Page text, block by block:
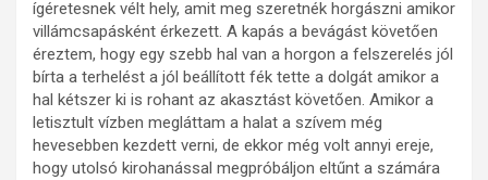
ígéretesnek vélt hely, amit meg szeretnék horgászni amikor
villámcsapásként érkezett. A kapás a bevágást követően
éreztem, hogy egy szebb hal van a horgon a felszerelés jól
bírta a terhelést a jól beállított fék tette a dolgát amikor a
hal kétszer ki is rohant az akasztást követően. Amikor a
letisztult vízben megláttam a halat a szívem még
hevesebben kezdett verni, de ekkor még volt annyi ereje,
hogy utolsó kirohanással megpróbáljon eltűnt a számára